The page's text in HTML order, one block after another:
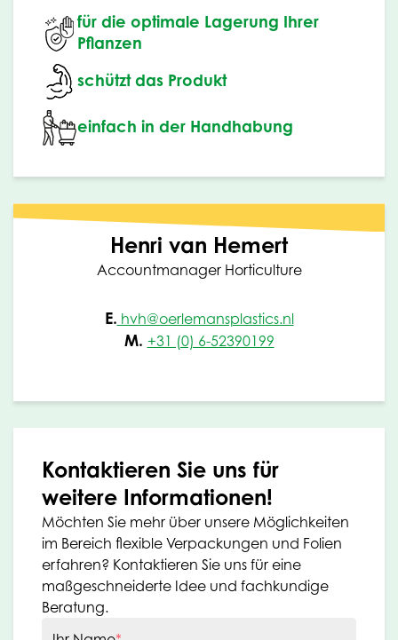
für die optimale Lagerung Ihrer
Pflanzen
schützt das Produkt
einfach in der Handhabung
Henri van Hemert
Accountmanager Horticulture
E. hvh@oerlemansplastics.nl
M. +31 (0) 6-52390199
Kontaktieren Sie uns für
weitere Informationen!
Möchten Sie mehr über unsere Möglichkeiten
im Bereich flexible Verpackungen und Folien
erfahren? Kontaktieren Sie uns für eine
maßgeschneiderte Idee und fachkundige
Beratung.